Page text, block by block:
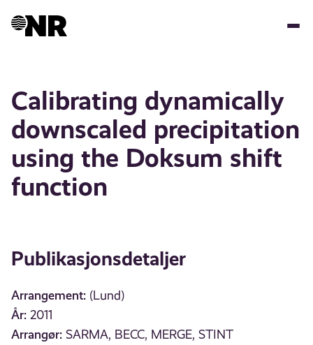
Calibrating dynamically
downscaled precipitation
using the Doksum shift
function
Publikasjonsdetaljer
Arrangement: (Lund)
År: 2011
Arrangør: SARMA, BECC, MERGE, STINT